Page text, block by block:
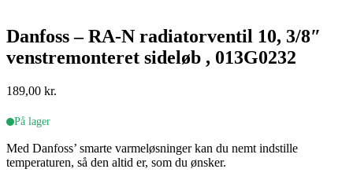
Danfoss – RA-N radiatorventil 10, 3/8″
venstremonteret sideløb , 013G0232
189,00 kr.
På lager
Med Danfoss’ smarte varmeløsninger kan du nemt indstille
temperaturen, så den altid er, som du ønsker.